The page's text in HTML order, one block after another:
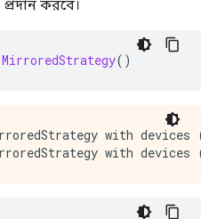
প্রদান করবে।
MirroredStrategy()
with